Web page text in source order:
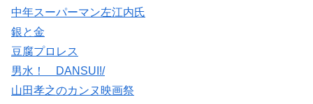
中年スーパーマン左江内氏
銀と金
豆腐プロレス
男水！ DANSUI!/
山田孝之のカンヌ映画祭